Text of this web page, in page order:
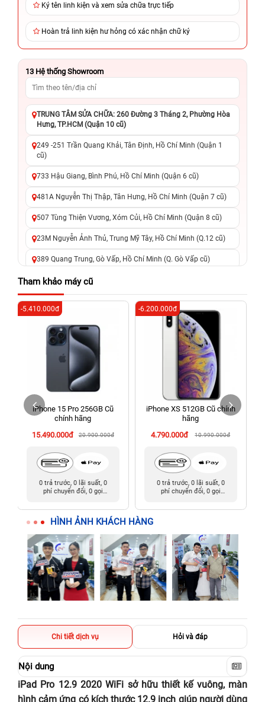
Ký tên linh kiện và xem sửa chữa trực tiếp
Hoàn trả linh kiện hư hỏng có xác nhận chữ ký
13 Hệ thống Showroom
TRUNG TÂM SỬA CHỮA: 260 Đường 3 Tháng 2, Phường Hòa
Hưng, TP.HCM (Quận 10 cũ)
249 -251 Trần Quang Khải, Tân Định, Hồ Chí Minh (Quận 1
cũ)
733 Hậu Giang, Bình Phú, Hồ Chí Minh (Quận 6 cũ)
481A Nguyễn Thị Thập, Tân Hưng, Hồ Chí Minh (Quận 7 cũ)
507 Tùng Thiện Vương, Xóm Củi, Hồ Chí Minh (Quận 8 cũ)
23M Nguyễn Ảnh Thủ, Trung Mỹ Tây, Hồ Chí Minh (Q.12 cũ)
389 Quang Trung, Gò Vấp, Hồ Chí Minh (Q. Gò Vấp cũ)
625 - 625A Âu Cơ, Tân Phú, Hồ Chí Minh (Quận Tân Phú cũ)
326 Lê Văn Việt, Tăng Nhơn Phú, Hồ Chí Minh (Q.9 TP. Thủ
Đức cũ)
256 Võ Văn Ngân, Thủ Đức, Hồ Chí Minh (Bình Thọ, TP. Thủ
Đức Cũ)
70 Nguyễn An Ninh, Dĩ An, Hồ Chí Minh (Bình Dương Cũ)
24h Vũng Tàu: 162A Ba Cu, Vũng Tàu, Hồ Chí Minh (TP. Vũng
Tàu cũ)
198 Hoàng Văn Thụ, Tân Sơn Nhất, Hồ Chí Minh (Tân Bình
Tham khảo máy cũ
iPhone 15 Pro 256GB Cũ
chính hãng
15.490.000đ
20.900.000đ
-5.410.000đ
0 trả trước, 0 lãi suất, 0
phí chuyển đổi, 0 gọi
iPhone XS 512GB Cũ chính
hãng
4.790.000đ
10.990.000đ
-6.200.000đ
0 trả trước, 0 lãi suất, 0
phí chuyển đổi, 0 gọi
HÌNH ẢNH KHÁCH HÀNG
Chi tiết dịch vụ Hỏi và đáp
Nội dung
iPad Pro 12.9 2020 WiFi sở hữu thiết kế vuông, màn
hình cảm ứng có kích thước 12.9 inch giúp người dùng